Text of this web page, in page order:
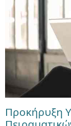
Προκήρυξη